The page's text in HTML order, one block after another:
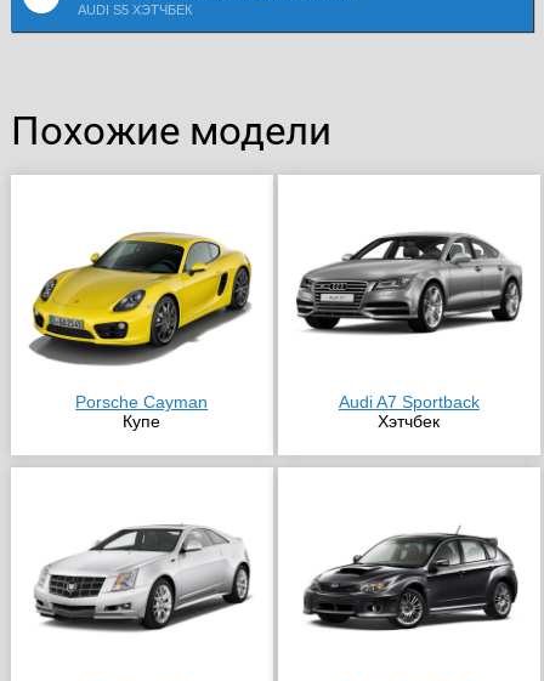
AUDI S5 ХЭТЧБЕК
Похожие модели
Porsche Cayman
Купе
Audi A7 Sportback
Хэтчбек